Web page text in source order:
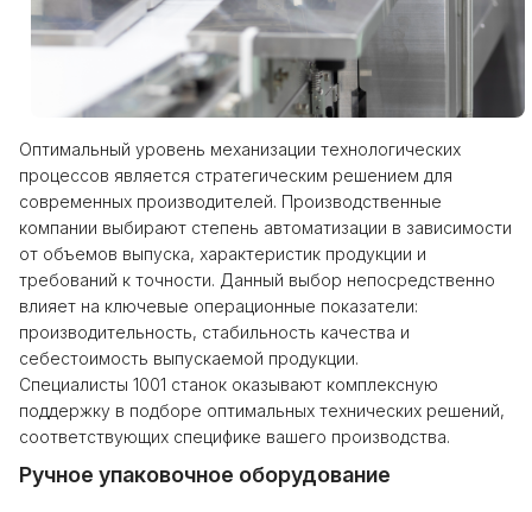
Оптимальный уровень механизации технологических
процессов является стратегическим решением для
современных производителей. Производственные
компании выбирают степень автоматизации в зависимости
от объемов выпуска, характеристик продукции и
требований к точности. Данный выбор непосредственно
влияет на ключевые операционные показатели:
производительность, стабильность качества и
себестоимость выпускаемой продукции.
Специалисты 1001 станок оказывают комплексную
поддержку в подборе оптимальных технических решений,
соответствующих специфике вашего производства.
Ручное упаковочное оборудование